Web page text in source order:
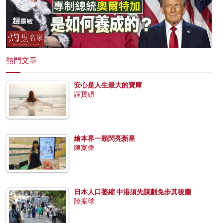
熱門文章
安心是人生最大的寶庫
譚寶碩
繪本界一顆閃亮新星
陳家偉
日本人口萎縮 中港須先謀劃免步其後塵
陸振球